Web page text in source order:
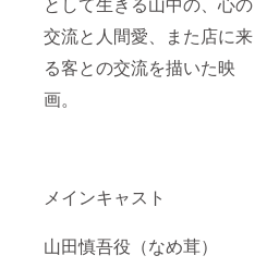
交流と人間愛、また店に来
る客との交流を描いた映
画。
メインキャスト
山田慎吾役（なめ茸）